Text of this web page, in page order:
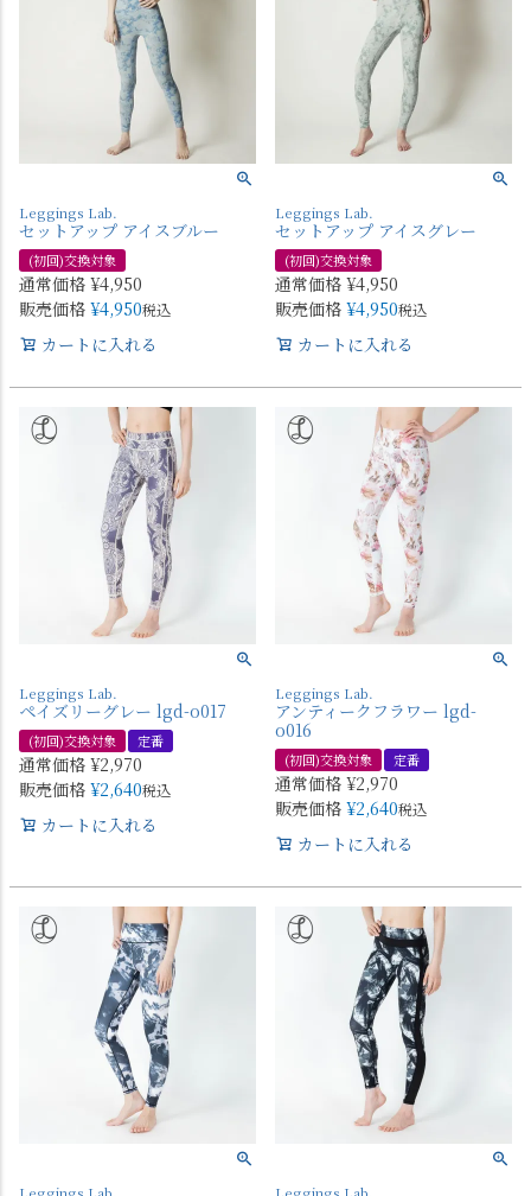
Leggings Lab.
セットアップ アイスブルー
(初回)交換対象
通常価格 ¥4,950
販売価格 ¥4,950税込
カートに入れる
Leggings Lab.
セットアップ アイスグレー
(初回)交換対象
通常価格 ¥4,950
販売価格 ¥4,950税込
カートに入れる
Leggings Lab.
ペイズリーグレー lgd-o017
(初回)交換対象 定番
通常価格 ¥2,970
販売価格 ¥2,640税込
カートに入れる
Leggings Lab.
アンティークフラワー lgd-
o016
(初回)交換対象 定番
通常価格 ¥2,970
販売価格 ¥2,640税込
カートに入れる
Leggings Lab. Leggings Lab.